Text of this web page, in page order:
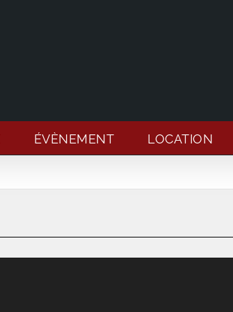
ÉVÈNEMENT LOCATION